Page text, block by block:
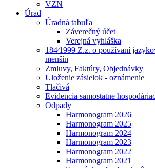
VZN
Úrad
Úradná tabuľa
Záverečný účet
Verejná vyhláška
184⁄1999 Z.z. o používaní
menšín
Zmluvy, Faktúry, Objednávky
Uloženie zásielok - oznámenie
Tlačivá
Evidencia samostatne
Odpady
Harmonogram 2026
Harmonogram 2025
Harmonogram 2024
Harmonogram 2023
Harmonogram 2022
Harmonogram 2021